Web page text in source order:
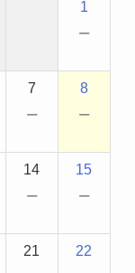
1
−
7
−
8
−
14
−
15
−
21 22